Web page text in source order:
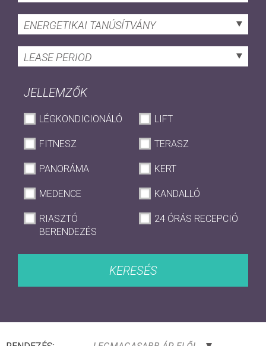
ENERGETIKAI TANÚSÍTVÁNY
LEASE PERIOD
JELLEMZŐK
LÉGKONDICIONÁLÓ LIFT
FITNESZ TERASZ
PANORÁMA KERT
MEDENCE KANDALLÓ
RIASZTÓ
BERENDEZÉS
24 ÓRÁS RECEPCIÓ
KERESÉS